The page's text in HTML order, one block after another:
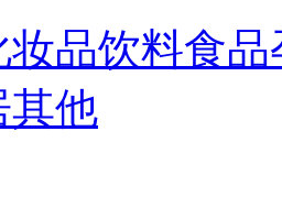
妆品饮料食品
其他